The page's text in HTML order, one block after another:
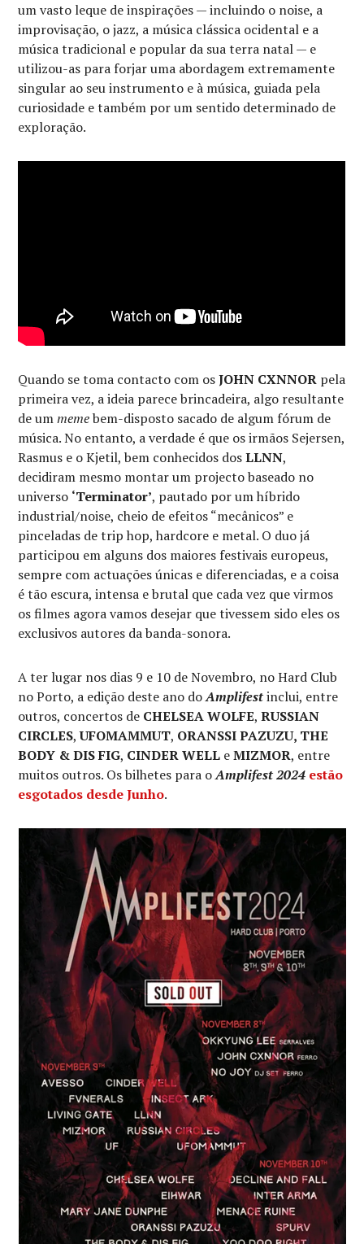
um vasto leque de inspirações — incluindo o noise, a
improvisação, o jazz, a música clássica ocidental e a
música tradicional e popular da sua terra natal — e
utilizou-as para forjar uma abordagem extremamente
singular ao seu instrumento e à música, guiada pela
curiosidade e também por um sentido determinado de
exploração.
Quando se toma contacto com osJOHN CXNNOR pela
primeira vez, a ideia parece brincadeira, algo resultante
de ummemebem-disposto sacado de algum fórum de
música. No entanto, a verdade é que os irmãos Sejersen,
Rasmus e o Kjetil, bem conhecidos dosLLNN,
decidiram mesmo montar um projecto baseado no
universo ‘Terminator’, pautado por um híbrido
industrial/noise, cheio de efeitos “mecânicos” e
pinceladas de trip hop, hardcore e metal. O duo já
participou em alguns dos maiores festivais europeus,
sempre com actuações únicas e diferenciadas, e a coisa
é tão escura, intensa e brutal que cada vez que virmos
os filmes agora vamos desejar que tivessem sido eles os
exclusivos autores da banda-sonora.
A ter lugar nos dias 9 e 10 de Novembro, no Hard Club
no Porto, a edição deste ano doAmplifestinclui, entre
outros, concertos de CHELSEA WOLFE,RUSSIAN
CIRCLES,UFOMAMMUT, ORANSSI PAZUZU, THE
BODY & DIS FIG, CINDER WELL eMIZMOR, entre
muitos outros. Os bilhetes para oAmplifest 2024 estão
esgotados desde Junho.